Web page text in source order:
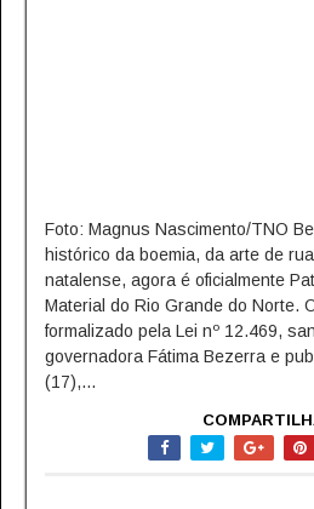
Foto: Magnus Nascimento/TNO
histórico da boemia, da arte de
natalense, agora é oficialmente
Material do Rio Grande do Norte.
formalizado pela Lei nº 12.469,
governadora Fátima Bezerra e
(17),...